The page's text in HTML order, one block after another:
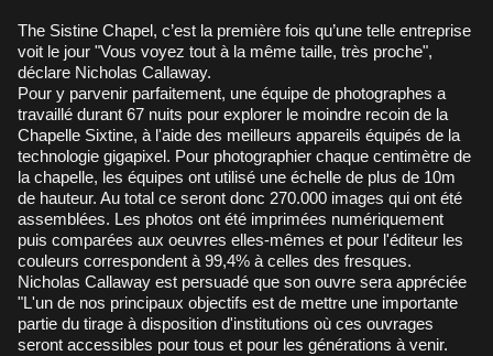
The Sistine Chapel, c’est la première fois qu’une telle entreprise
voit le jour "Vous voyez tout à la même taille, très proche",
déclare Nicholas Callaway.
Pour y parvenir parfaitement, une équipe de photographes a
travaillé durant 67 nuits pour explorer le moindre recoin de la
Chapelle Sixtine, à l'aide des meilleurs appareils équipés de la
technologie gigapixel. Pour photographier chaque centimètre de
la chapelle, les équipes ont utilisé une échelle de plus de 10m
de hauteur. Au total ce seront donc 270.000 images qui ont été
assemblées. Les photos ont été imprimées numériquement
puis comparées aux oeuvres elles-mêmes et pour l'éditeur les
couleurs correspondent à 99,4% à celles des fresques.
Nicholas Callaway est persuadé que son ouvre sera appréciée
"L'un de nos principaux objectifs est de mettre une importante
partie du tirage à disposition d'institutions où ces ouvrages
seront accessibles pour tous et pour les générations à venir.